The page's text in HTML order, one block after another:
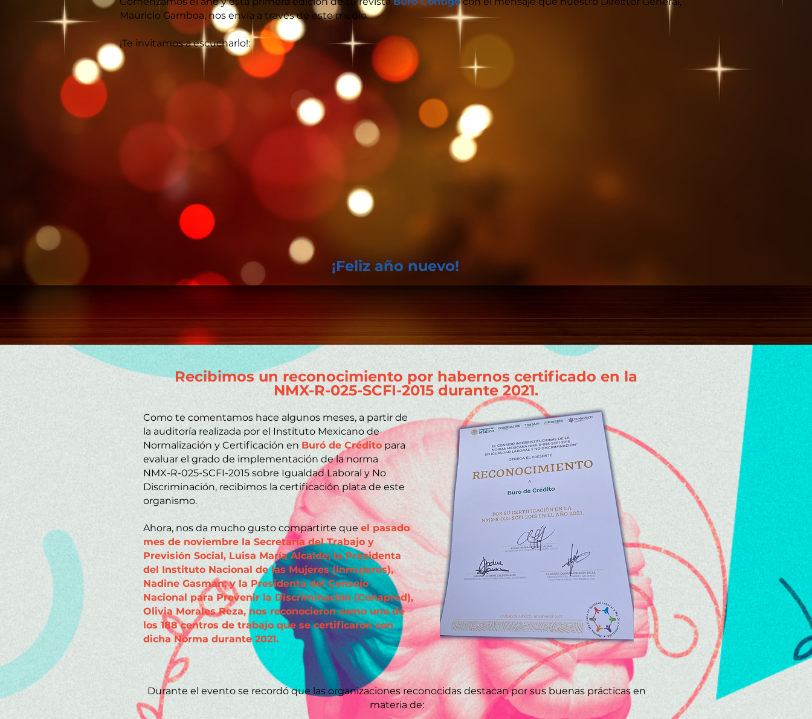
Mauricio Gamboa, nos envía a través de este medio.
¡Te invitamos a escucharlo!:
¡Feliz año nuevo!
Recibimos un reconocimiento por habernos certificado en la
NMX-R-025-SCFI-2015 durante 2021.
Como te comentamos hace algunos meses, a partir de
la auditoría realizada por el Instituto Mexicano de
Normalización y Certificación en Buró de Créditopara
evaluar el grado de implementación de la norma
NMX-R-025-SCFI-2015 sobre Igualdad Laboral y No
Discriminación, recibimos la certificación plata de este
organismo.
Ahora, nos da mucho gusto compartirte que el pasado
mes de noviembre la Secretaria del Trabajo y
Previsión Social, Luisa María Alcalde; la Presidenta
del Instituto Nacional de las Mujeres (Inmujeres),
Nadine Gasman; y la Presidenta del Consejo
Nacional para Prevenir la Discriminación (Conapred),
Olivia Morales Reza, nos reconocieron como uno de
los 188 centros de trabajo que se certificaron con
dicha Norma durante 2021.
Durante el evento se recordó que las organizaciones reconocidas destacan por sus buenas prácticas en
materia de: